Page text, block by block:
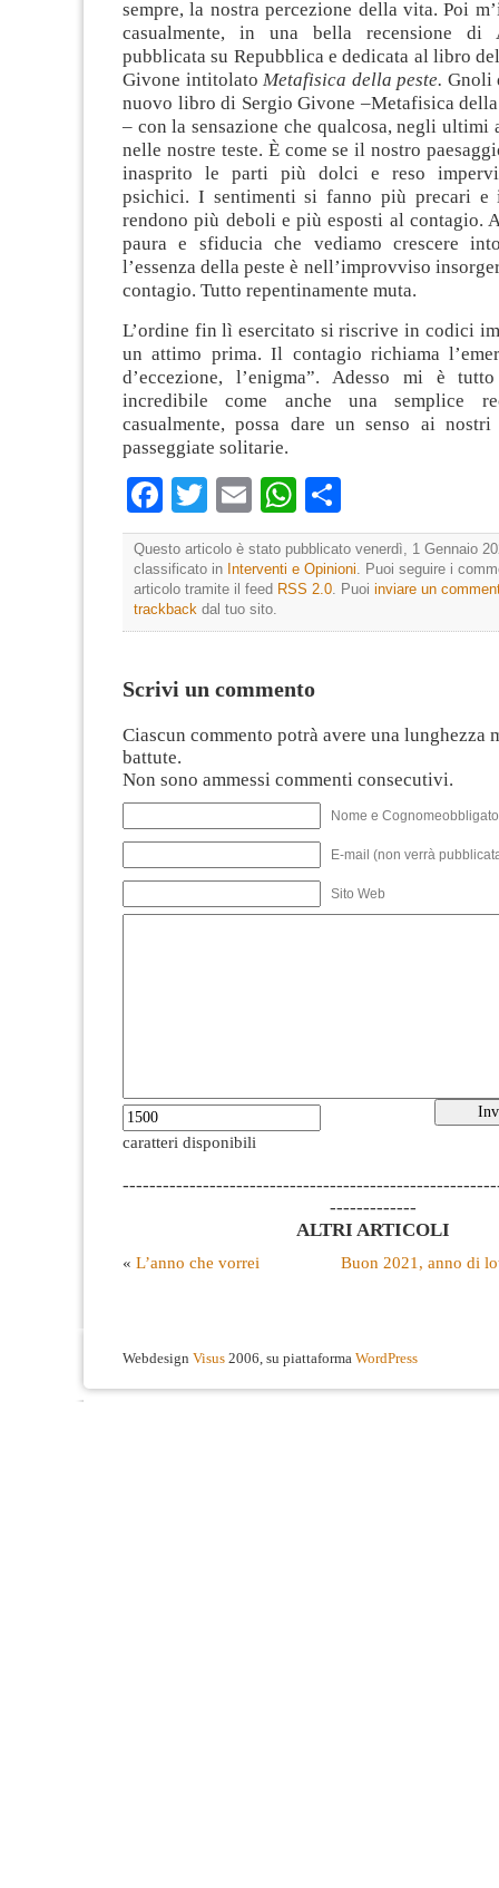
sempre, la nostra percezione della vita. Poi
casualmente, in una bella recensione di
pubblicata su Repubblica e dedicata al libro
Givone intitolato Metafisica della peste. Gnoli
nuovo libro di Sergio Givone –Metafisica
– con la sensazione che qualcosa, negli ultimi
nelle nostre teste. È come se il nostro
inasprito le parti più dolci e reso
psichici. I sentimenti si fanno più precari e
rendono più deboli e più esposti al contagio.
paura e sfiducia che vediamo crescere
l’essenza della peste è nell’improvviso
contagio. Tutto repentinamente muta.
L’ordine fin lì esercitato si riscrive in codici
un attimo prima. Il contagio richiama
d’eccezione, l’enigma”. Adesso mi è
incredibile come anche una semplice
casualmente, possa dare un senso ai
passeggiate solitarie.
Facebook
TwitterEmailWhatsApp
Questo articolo è stato pubblicato venerdì, 1 Gennaio
classificato in Interventi e Opinioni. Puoi seguire i
articolo tramite il feed RSS 2.0. Puoi inviare un
trackback dal tuo sito.
Scrivi un commento
Ciascun commento potrà avere una lunghezza
battute.
Non sono ammessi commenti consecutivi.
Nome e
E-mail (non verrà
Sito Web
caratteri disponibili
-------------
ALTRI ARTICOLI
« L’anno che vorrei Buon 2021, anno di
Webdesign Visus 2006, su piattaforma WordPress